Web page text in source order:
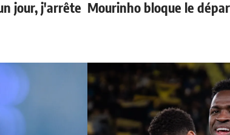
jour, j'arrête Mourinho bloque le